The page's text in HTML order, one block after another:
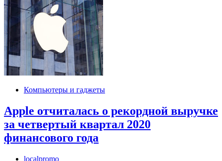
Компьютеры и гаджеты
Apple отчиталась о рекордной выручке
за четвертый квартал 2020
финансового года
localpromo